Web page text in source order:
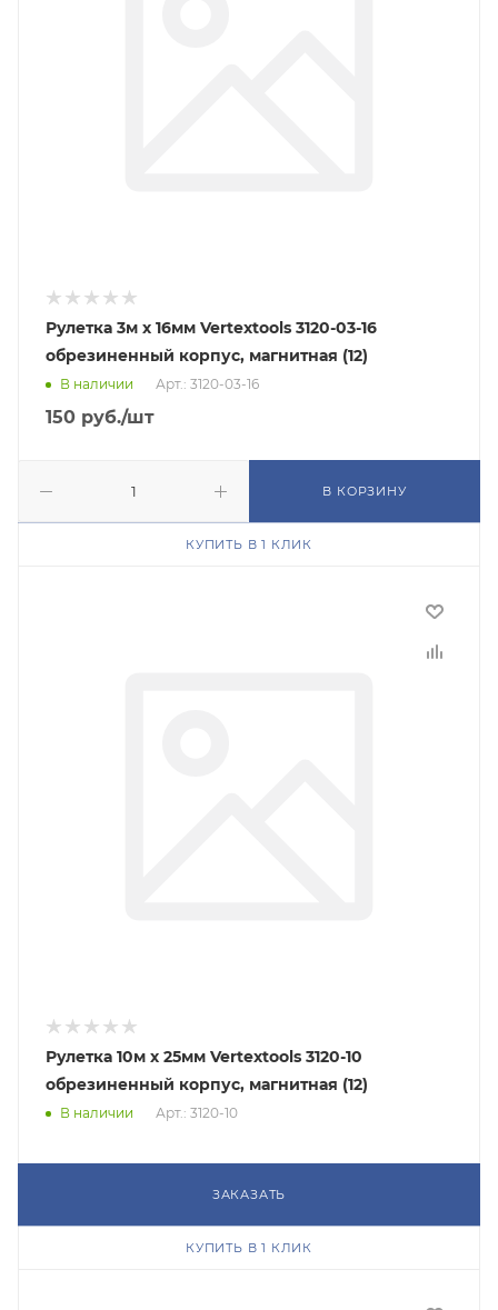
Рулетка 3м х 16мм Vertextools 3120-03-16
обрезиненный корпус, магнитная (12)
В наличии Арт.: 3120-03-16
150 руб./шт
В КОРЗИНУ
КУПИТЬ В 1 КЛИК
Рулетка 10м х 25мм Vertextools 3120-10
обрезиненный корпус, магнитная (12)
В наличии Арт.: 3120-10
ЗАКАЗАТЬ
КУПИТЬ В 1 КЛИК